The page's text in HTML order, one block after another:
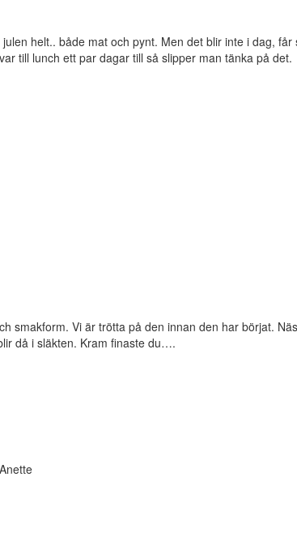
helt.. både mat och pynt. Men det blir inte i dag,
till lunch ett par dagar till så slipper man tänka på det.
smakform. Vi är trötta på den innan den har börjat.
då i släkten. Kram finaste du….